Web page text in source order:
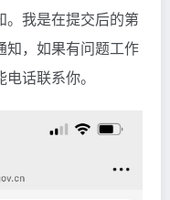
。我是在提交后的第
知，如果有问题工作
话联系你。